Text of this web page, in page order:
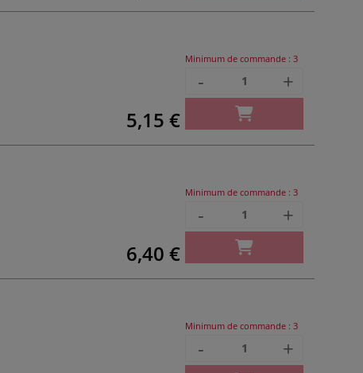
5,15 €
Minimum de commande : 3
- +
6,40 €
Minimum de commande : 3
- +
Minimum de commande : 3
- +